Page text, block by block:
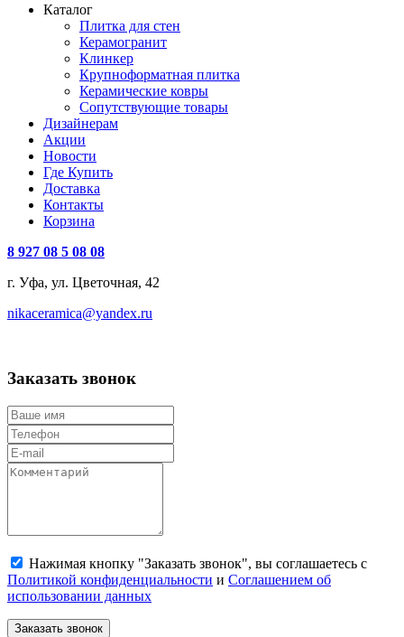
Каталог
Плитка для стен
Керамогранит
Клинкер
Крупноформатная плитка
Керамические ковры
Сопутствующие товары
Дизайнерам
Акции
Новости
Где Купить
Доставка
Контакты
Корзина
8 927 08 5 08 08
г. Уфа, ул. Цветочная, 42
nikaceramica@yandex.ru
Заказать звонок
Нажимая кнопку "Заказать звонок", вы соглашаетесь с
Политикой конфиденциальности и Соглашением об
использовании данных
Заказать звонок